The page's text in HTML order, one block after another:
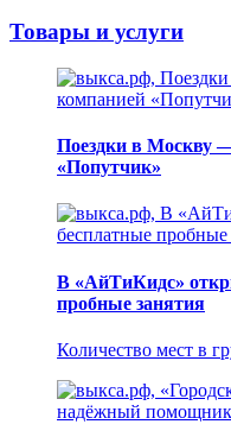
Товары и услуги
Поездки в Москву
«Попутчик»
В «АйТиКидс»
пробные занятия
Количество мест в